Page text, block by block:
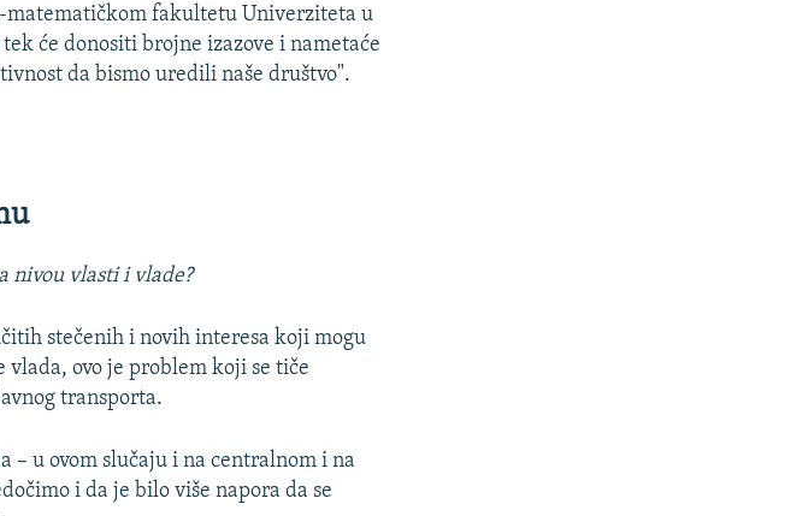
fakultetu Univerziteta u
će donositi brojne izazove i nametaće
da bismo uredili naše društvo".
nivou vlasti i vlade?
stečenih i novih interesa koji mogu
ovo je problem koji se tiče
transporta.
– u ovom slučaju i na centralnom i na
i da je bilo više napora da se